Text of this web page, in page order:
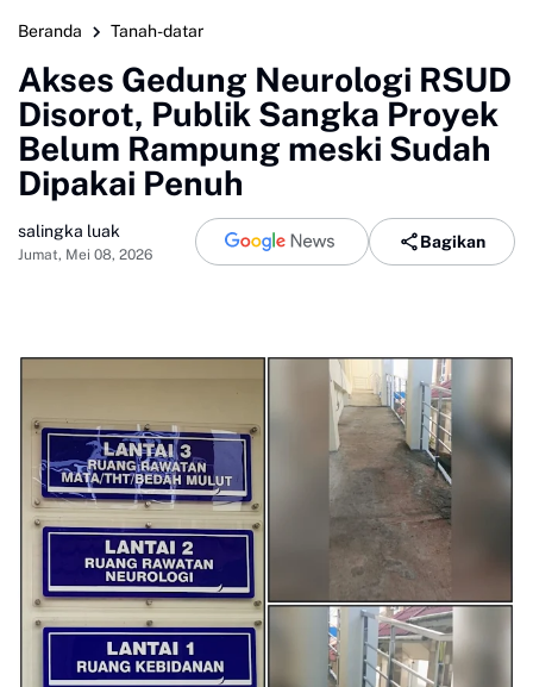
Beranda Tanah-datar
Akses Gedung Neurologi RSUD
Disorot, Publik Sangka Proyek
Belum Rampung meski Sudah
Dipakai Penuh
salingka luak
Jumat, Mei 08, 2026
Bagikan